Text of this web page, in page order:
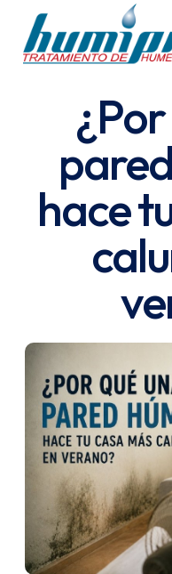
CAPILARIDAD
CONDENSACIÓN
FILTRACIÓN
Solución Capilaridad
Solución
Unidad
Unidad
REFERENCIAS
TE INTERESA
Quiénes Somos
¿Quieres ser
Quitar, Eliminar y
Electroósmosis
BLOG
CONTACTO
hace